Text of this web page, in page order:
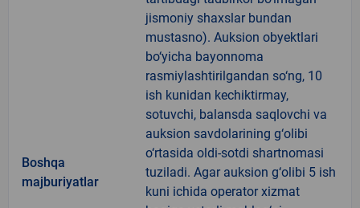
Boshqa
majburiyatlar
jismoniy shaxslar bundan
mustasno). Auksion obyektlari
bo‘yicha bayonnoma
rasmiylashtirilgandan so‘ng, 10
ish kunidan kechiktirmay,
sotuvchi, balansda saqlovchi va
auksion savdolarining g‘olibi
o‘rtasida oldi-sotdi shartnomasi
tuziladi. Agar auksion g‘olibi 5 ish
kuni ichida operator xizmat